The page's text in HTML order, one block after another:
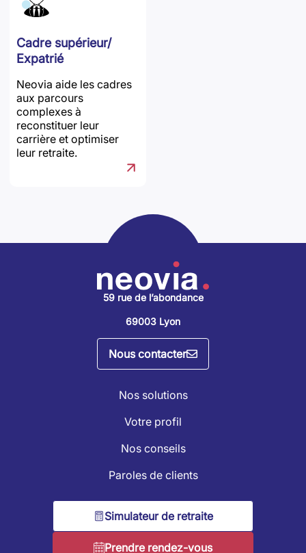
Cadre supérieur/
Expatrié
Neovia aide les cadres
aux parcours
complexes à
reconstituer leur
carrière et optimiser
leur retraite.
59 rue de l’abondance
69003 Lyon
Nous contacter
Nos solutions
Votre profil
Nos conseils
Paroles de clients
Simulateur de retraite
Prendre rendez-vous